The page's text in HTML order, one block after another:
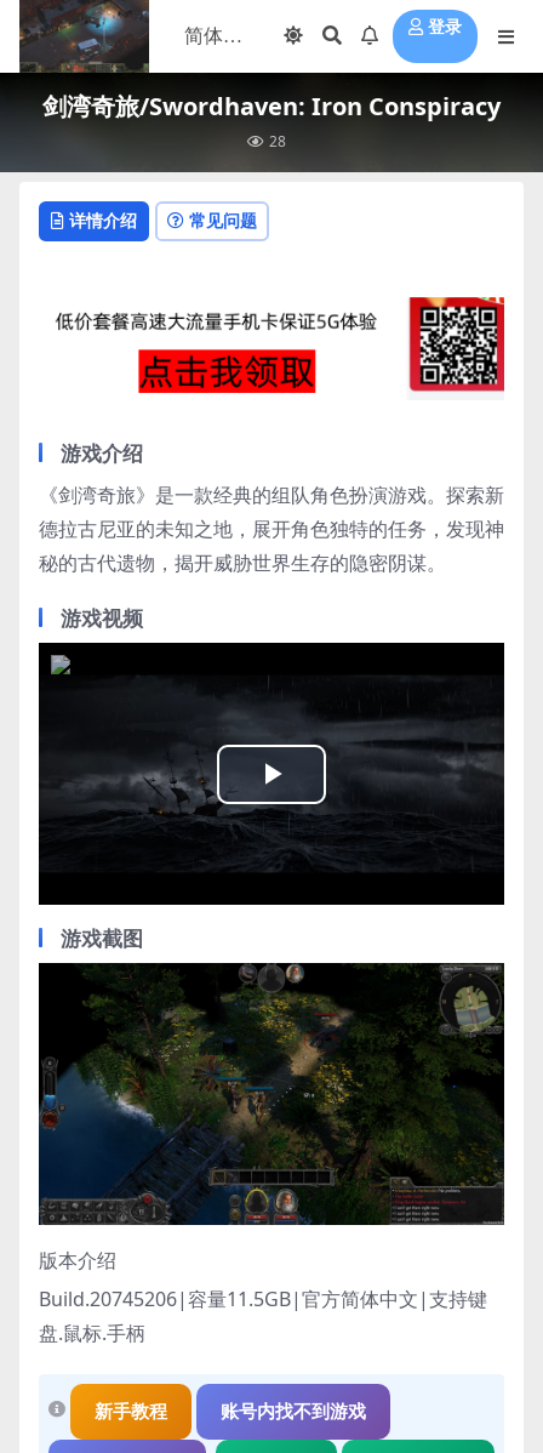
登录
剑湾奇旅/Swordhaven: Iron Conspiracy
28
详情介绍 常见问题
游戏介绍
《剑湾奇旅》是一款经典的组队角色扮演游戏。探索新
德拉古尼亚的未知之地，展开角色独特的任务，发现神
秘的古代遗物，揭开威胁世界生存的隐密阴谋。
游戏视频
Play
Video
游戏截图
版本介绍
Build.20745206|容量11.5GB|官方简体中文|支持键
盘.鼠标.手柄
新手教程 账号内找不到游戏